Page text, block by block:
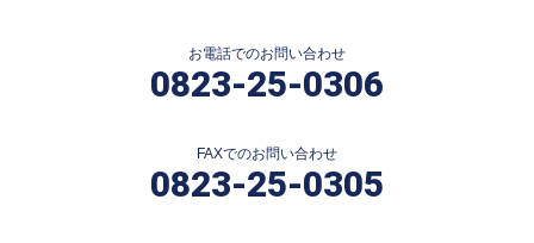
お電話でのお問い合わせ
0823-25-0306
FAXでのお問い合わせ
0823-25-0305